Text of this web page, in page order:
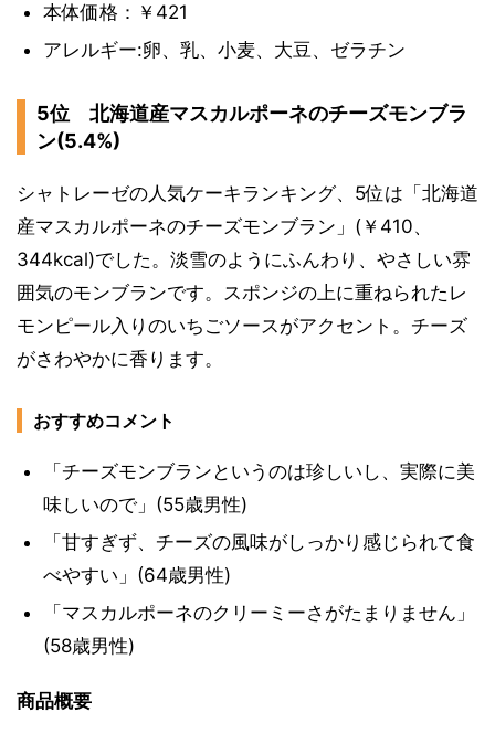
本体価格：￥421
アレルギー:卵、乳、小麦、大豆、ゼラチン
5位 北海道産マスカルポーネのチーズモンブラ
ン(5.4%)
シャトレーゼの人気ケーキランキング、5位は「北海道
産マスカルポーネのチーズモンブラン」(￥410、
344kcal)でした。淡雪のようにふんわり、やさしい雰
囲気のモンブランです。スポンジの上に重ねられたレ
モンピール入りのいちごソースがアクセント。チーズ
がさわやかに香ります。
おすすめコメント
「チーズモンブランというのは珍しいし、実際に美
味しいので」(55歳男性)
「甘すぎず、チーズの風味がしっかり感じられて食
べやすい」(64歳男性)
「マスカルポーネのクリーミーさがたまりません」
(58歳男性)
商品概要